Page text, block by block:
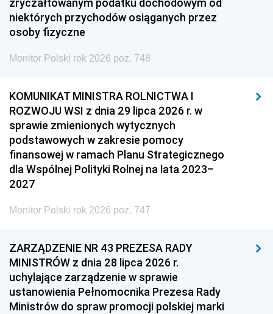
niektórych przychodów osiąganych przez
osoby fizyczne
Monitor Polski rok 2026 poz. 748
KOMUNIKAT MINISTRA ROLNICTWA I
ROZWOJU WSI z dnia 29 lipca 2026 r. w
sprawie zmienionych wytycznych
podstawowych w zakresie pomocy
finansowej w ramach Planu Strategicznego
dla Wspólnej Polityki Rolnej na lata 2023–
2027
Monitor Polski rok 2026 poz. 747
ZARZĄDZENIE NR 43 PREZESA RADY
MINISTRÓW z dnia 28 lipca 2026 r.
uchylające zarządzenie w sprawie
ustanowienia Pełnomocnika Prezesa Rady
Ministrów do spraw promocji polskiej marki